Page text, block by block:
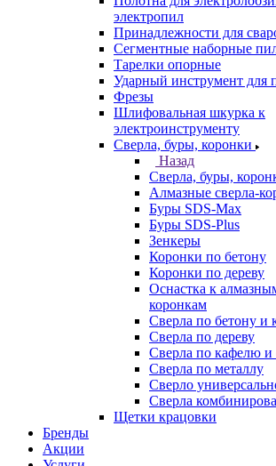
электропил
Принадлежности для
Сегментные наборные
Тарелки опорные
Ударный инструмент для
Фрезы
Шлифовальная шкурка к
электроинструменту
Сверла, буры, коронки
Назад
Сверла, буры,
Алмазные сверла-
Буры SDS-Max
Буры SDS-Plus
Зенкеры
Коронки по бетону
Коронки по дереву
Оснастка к
коронкам
Сверла по бетону и
Сверла по дереву
Сверла по кафелю и
Сверла по металлу
Сверло
Сверла
Щетки крацовки
Бренды
Акции